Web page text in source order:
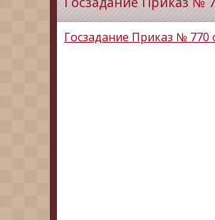
Госзадание Приказ № 770